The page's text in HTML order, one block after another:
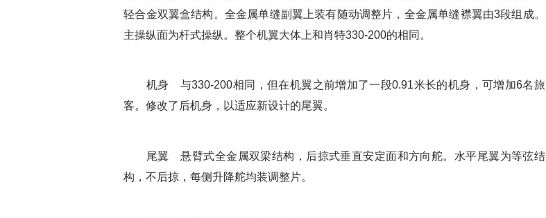
轻合金双翼盒结构。全金属单缝副翼上装有随动调整片，全金属单缝襟翼由3段组成。
主操纵面为杆式操纵。整个机翼大体上和肖特330-200的相同。
机身 与330-200相同，但在机翼之前增加了一段0.91米长的机身，可增加6名旅
客。修改了后机身，以适应新设计的尾翼。
尾翼 悬臂式全金属双梁结构，后掠式垂直安定面和方向舵。水平尾翼为等弦结
构，不后掠，每侧升降舵均装调整片。